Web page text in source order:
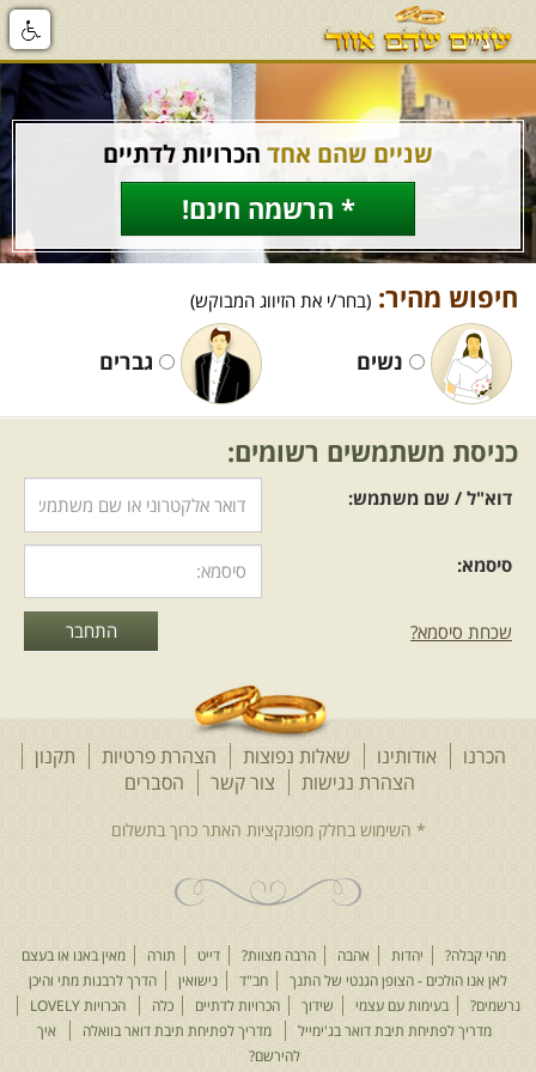
שניים שהם אחד הכרויות לדתיים
* הרשמה חינם!
חיפוש מהיר: (בחר/י את הזיווג המבוקש)
נשים גברים
כניסת משתמשים רשומים:
דוא"ל / שם משתמש:
סיסמא:
שכחת סיסמא?
הכרנו אודותינו שאלות נפוצות הצהרת פרטיות
תקנון
הצהרת נגישות
צור קשר הסברים
מהי קבלה? יהדות אהבה הרבה מצוות? דייט תורה
מאין באנו או בעצם
לאן אנו הולכים - הצופן הגנטי של התנך
חב"ד נישואין
הדרך לרבנות מתי והיכן
נרשמים?
בעימות עם עצמי שידוך הכרויות לדתיים כלה
הכרויות LOVELY
מדריך לפתיחת תיבת דואר בג'ימייל
מדריך לפתיחת תיבת דואר בוואלה
איך
להירשם?